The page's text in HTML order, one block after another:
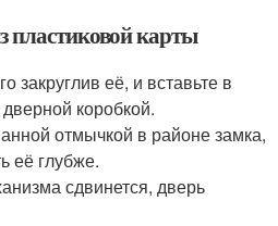
пластиковой карты
закруглив её, и вставьте в
коробкой.
отмычкой в районе замка,
её глубже.
сдвинется, дверь